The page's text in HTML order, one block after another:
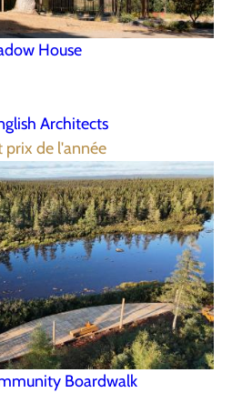
House
Architects
prix de l'année
Boardwalk